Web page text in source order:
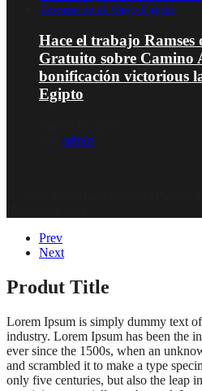
Hace el trabajo Ramses
Gratuito sobre Camino
bonificación victorious
Egipto
admin
Prev
Next
Produt Title
Lorem Ipsum is simply dummy text
industry. Lorem Ipsum has been the
ever since the 1500s, when an
and scrambled it to make a type
only five centuries, but also the leap